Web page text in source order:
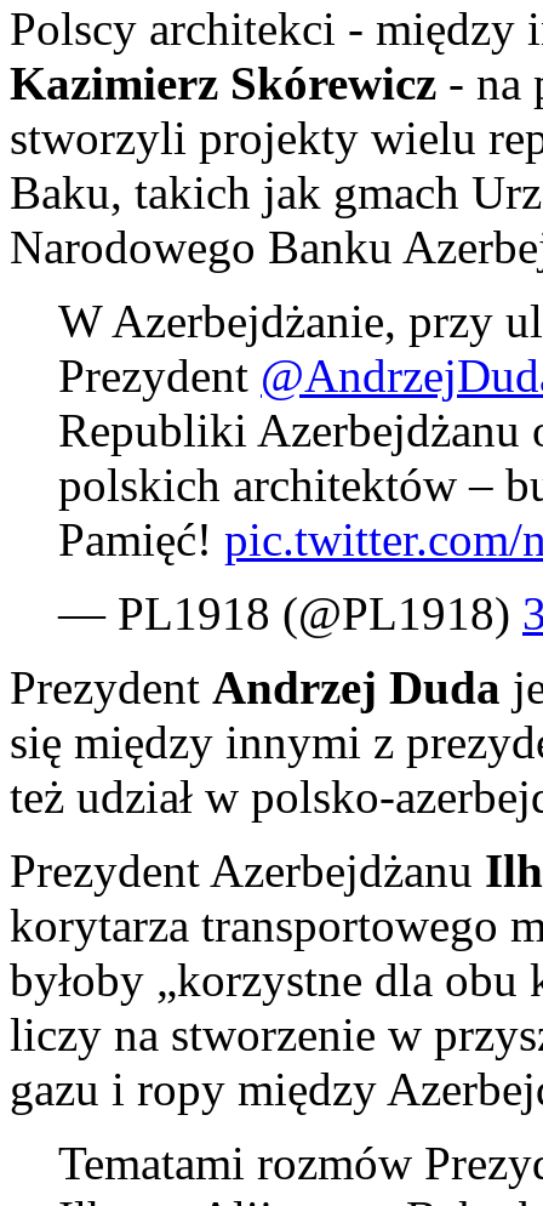
Polscy architekci -
Kazimierz Skórewicz - na
stworzyli projekty wielu
Baku, takich jak gmach
Narodowego Banku
W Azerbejdżanie, przy
Prezydent
Republiki Azerbejdżanu
polskich architektów –
Pamięć! pic.twitter.com/
— PL1918 (@PL1918)
Prezydent Andrzej Duda
się między innymi z
też udział w polsko-
Prezydent Azerbejdżanu
korytarza transportowego
byłoby „korzystne dla
liczy na stworzenie w
gazu i ropy między
Tematami rozmów